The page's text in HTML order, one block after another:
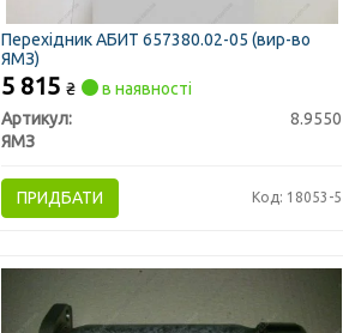
Перехідник АБИТ 657380.02-05 (вир-во
ЯМЗ)
5 815₴
в наявності
Артикул:
8.9550
ЯМЗ
ПРИДБАТИ Код: 18053-5